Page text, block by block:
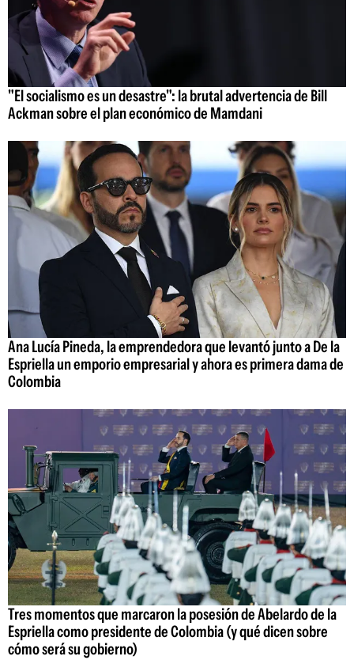
"El socialismo es un desastre": la brutal advertencia de Bill
Ackman sobre el plan económico de Mamdani
Ana Lucía Pineda, la emprendedora que levantó junto a De la
Espriella un emporio empresarial y ahora es primera dama de
Colombia
Tres momentos que marcaron la posesión de Abelardo de la
Espriella como presidente de Colombia (y qué dicen sobre
cómo será su gobierno)